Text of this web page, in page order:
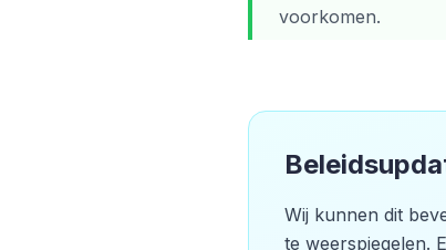
voorkomen.
Wij kunnen dit
te weerspiegelen.